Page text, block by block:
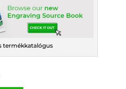
termékkatalógus